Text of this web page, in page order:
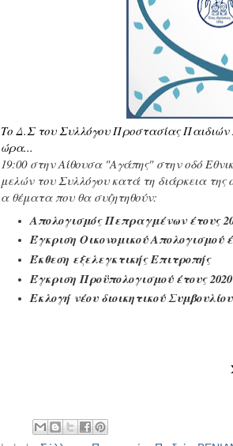
Το Δ.Σ του Συλλόγου Προστασίας Παιδιών
ώρα...
19:00 στην Αίθουσα "Αγάπης" στην οδό
μελών του Συλλόγου κατά τη διάρκεια της
α θέματα που θα συζητηθούν:
Απολογισμός Πεπραγμένων έτους
Έγκριση Οικονομικού Απολογισμού
Έκθεση εξελεγκτικής Επιτροπής
Έγκριση Προϋπολογισμού έτους 2020
Εκλογή νέου διοικητικού